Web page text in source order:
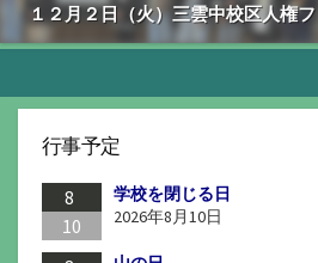
１２月２日（火）三雲中校区人権
行事予定
8
10
学校を閉じる日
2026年8月10日